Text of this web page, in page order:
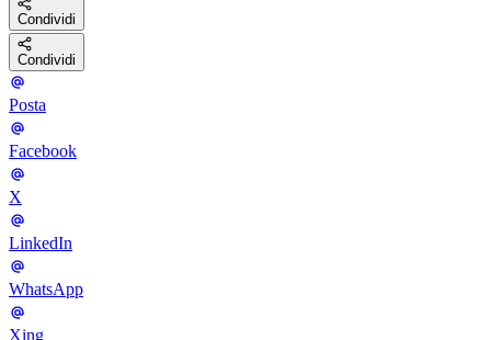
Condividi
Condividi
Posta
Facebook
X
LinkedIn
WhatsApp
Xing